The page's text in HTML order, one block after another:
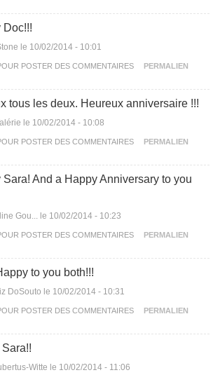
Doc!!!
le 10/02/2014 - 10:01
POSTER DES COMMENTAIRES PERMALIEN
tous les deux. Heureux anniversaire !!!
le 10/02/2014 - 10:08
POSTER DES COMMENTAIRES PERMALIEN
And a Happy Anniversary to you
Gou... le 10/02/2014 - 10:23
POSTER DES COMMENTAIRES PERMALIEN
to you both!!!
DoSouto le 10/02/2014 - 10:31
POSTER DES COMMENTAIRES PERMALIEN
Witte le 10/02/2014 - 11:06